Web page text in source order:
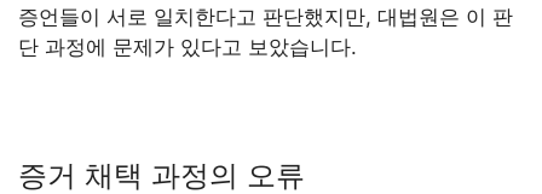
증언들이 서로 일치한다고 판단했지만, 대법원은 이 판
단 과정에 문제가 있다고 보았습니다.
증거 채택 과정의 오류